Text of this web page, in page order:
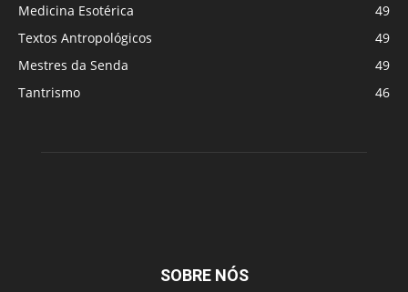
Medicina Esotérica
49
Textos Antropológicos
49
Mestres da Senda
49
Tantrismo
46
SOBRE NÓS